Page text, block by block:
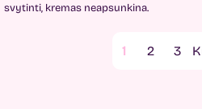
svytinti, kremas neapsunkina.
1 2 3